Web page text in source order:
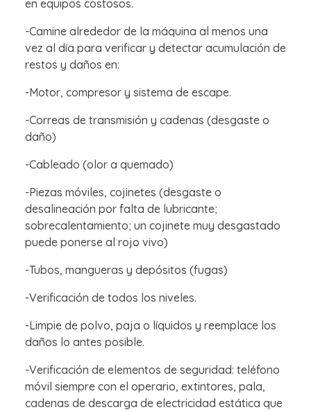
en equipos costosos.
-Camine alrededor de la máquina al menos una
vez al día para verificar y detectar acumulación de
restos y daños en:
-Motor, compresor y sistema de escape.
-Correas de transmisión y cadenas (desgaste o
daño)
-Cableado (olor a quemado)
-Piezas móviles, cojinetes (desgaste o
desalineación por falta de lubricante;
sobrecalentamiento; un cojinete muy desgastado
puede ponerse al rojo vivo)
-Tubos, mangueras y depósitos (fugas)
-Verificación de todos los niveles.
-Limpie de polvo, paja o líquidos y reemplace los
daños lo antes posible.
-Verificación de elementos de seguridad: teléfono
móvil siempre con el operario, extintores, pala,
cadenas de descarga de electricidad estática que